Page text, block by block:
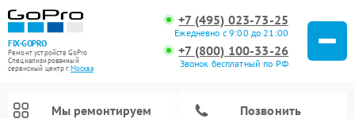
FIX-GOPRO
Ремонт устройств GoPro
Специализированный
cервисный центр г.Москва
+7 (495) 023-73-25
Ежедневно с 9:00 до 21:00
+7 (800) 100-33-26
Звонок бесплатный по РФ
Мы ремонтируем Позвонить